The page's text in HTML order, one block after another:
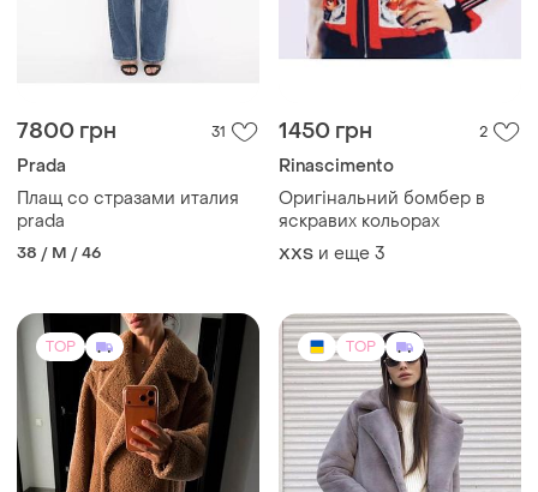
7800 грн 31
Prada
Плащ со стразами италия
prada
38 / M / 46
1450 грн 2
Rinascimento
Оригінальний бомбер в
яскравих кольорах
XХS и еще 3
TOP TOP